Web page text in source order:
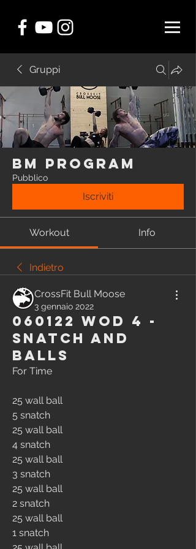
Gruppi
BM Program
Pubblico
Iscriviti
Workout Info
Indietro
CrossFit Bull Moose
3 gennaio 2022
060122 WOD 4 -
Snatch and
Balls
For Time
25 wall ball
5 snatch
25 wall ball
4 snatch
25 wall ball
3 snatch
25 wall ball
2 snatch
25 wall ball
1 snatch